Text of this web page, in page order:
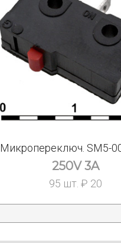
Микропереключ. SM5-
250V 3A
95 шт. ₽ 20